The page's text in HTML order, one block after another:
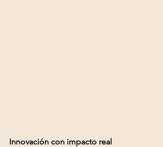
Innovación con impacto real